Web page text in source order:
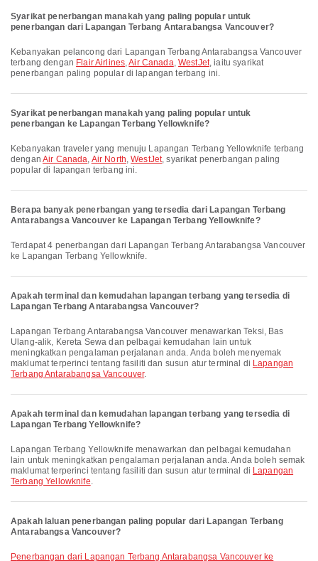
Syarikat penerbangan manakah yang paling popular untuk
penerbangan dari Lapangan Terbang Antarabangsa Vancouver?
Kebanyakan pelancong dari Lapangan Terbang Antarabangsa Vancouver
terbang dengan Flair Airlines,Air Canada,WestJet, iaitu syarikat
penerbangan paling popular di lapangan terbang ini.
Syarikat penerbangan manakah yang paling popular untuk
penerbangan ke Lapangan Terbang Yellowknife?
Kebanyakan traveler yang menuju Lapangan Terbang Yellowknife terbang
dengan Air Canada, Air North,WestJet, syarikat penerbangan paling
popular di lapangan terbang ini.
Berapa banyak penerbangan yang tersedia dari Lapangan Terbang
Antarabangsa Vancouver ke Lapangan Terbang Yellowknife?
Terdapat 4 penerbangan dari Lapangan Terbang Antarabangsa Vancouver
ke Lapangan Terbang Yellowknife.
Apakah terminal dan kemudahan lapangan terbang yang tersedia di
Lapangan Terbang Antarabangsa Vancouver?
Lapangan Terbang Antarabangsa Vancouver menawarkan Teksi, Bas
Ulang-alik, Kereta Sewa dan pelbagai kemudahan lain untuk
meningkatkan pengalaman perjalanan anda. Anda boleh menyemak
maklumat terperinci tentang fasiliti dan susun atur terminal di Lapangan
Terbang Antarabangsa Vancouver.
Apakah terminal dan kemudahan lapangan terbang yang tersedia di
Lapangan Terbang Yellowknife?
Lapangan Terbang Yellowknife menawarkan dan pelbagai kemudahan
lain untuk meningkatkan pengalaman perjalanan anda. Anda boleh semak
maklumat terperinci tentang fasiliti dan susun atur terminal di Lapangan
Terbang Yellowknife.
Apakah laluan penerbangan paling popular dari Lapangan Terbang
Antarabangsa Vancouver?
penerbangan dari Lapangan Terbang Antarabangsa Vancouver ke